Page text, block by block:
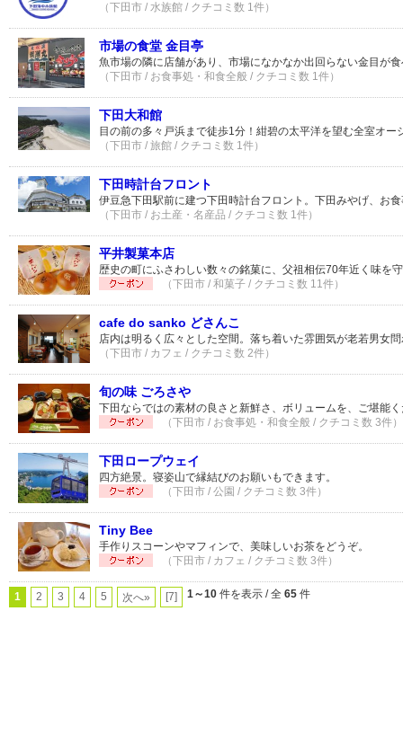
（下田市 / 水族館 / クチコミ数 1件）
市場の食堂 金目亭
魚市場の隣に店舗があり、市場になかなか出回らない金目が
（下田市 / お食事処・和食全般 / クチコミ数 1件）
下田大和館
目の前の多々戸浜まで徒歩1分！紺碧の太平洋を望む全室オー
（下田市 / 旅館 / クチコミ数 1件）
下田時計台フロント
伊豆急下田駅前に建つ下田時計台フロント。下田みやげ、お
（下田市 / お土産・名産品 / クチコミ数 1件）
平井製菓本店
歴史の町にふさわしい数々の銘菓に、父祖相伝70年近く味を
（下田市 / 和菓子 / クチコミ数 11件）
cafe do sanko どさんこ
店内は明るく広々とした空間。落ち着いた雰囲気が老若男女
（下田市 / カフェ / クチコミ数 2件）
旬の味 ごろさや
下田ならではの素材の良さと新鮮さ、ボリュームを、ご堪能
（下田市 / お食事処・和食全般 / クチコミ数 3件）
下田ロープウェイ
四方絶景。寝姿山で縁結びのお願いもできます。
（下田市 / 公園 / クチコミ数 3件）
Tiny Bee
手作りスコーンやマフィンで、美味しいお茶をどうぞ。
（下田市 / カフェ / クチコミ数 3件）
1 2 3 4 5 次へ» [7] 1～10 件を表示 / 全 65 件